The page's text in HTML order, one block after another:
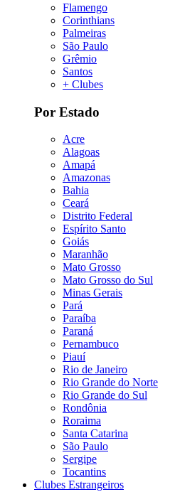
Flamengo
Corinthians
Palmeiras
São Paulo
Grêmio
Santos
+ Clubes
Por Estado
Acre
Alagoas
Amapá
Amazonas
Bahia
Ceará
Distrito Federal
Espírito Santo
Goiás
Maranhão
Mato Grosso
Mato Grosso do Sul
Minas Gerais
Pará
Paraíba
Paraná
Pernambuco
Piauí
Rio de Janeiro
Rio Grande do Norte
Rio Grande do Sul
Rondônia
Roraima
Santa Catarina
São Paulo
Sergipe
Tocantins
Clubes Estrangeiros